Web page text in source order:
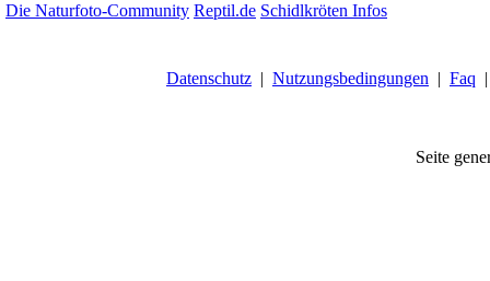
Die Naturfoto-Community Reptil.de Schidlkröten Infos
Datenschutz | Nutzungsbedingungen | Faq
Seite